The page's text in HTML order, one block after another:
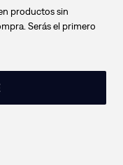
productos sin
Serás el primero